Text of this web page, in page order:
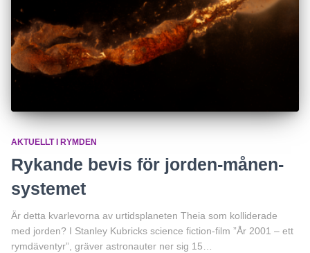
AKTUELLT I RYMDEN
Rykande bevis för jorden-månen-
systemet
Är detta kvarlevorna av urtidsplaneten Theia som kolliderade
med jorden? I Stanley Kubricks science fiction-film ”År 2001 – ett
rymdäventyr”, gräver astronauter ner sig 15…